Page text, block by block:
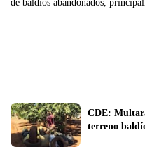
CDE:
terreno